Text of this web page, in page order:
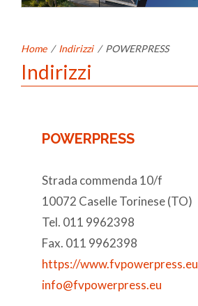
Home / Indirizzi / POWERPRESS
Indirizzi
POWERPRESS
Strada commenda 10/f
10072 Caselle Torinese (TO)
Tel. 011 9962398
Fax. 011 9962398
https://www.fvpowerpress.eu
info@fvpowerpress.eu